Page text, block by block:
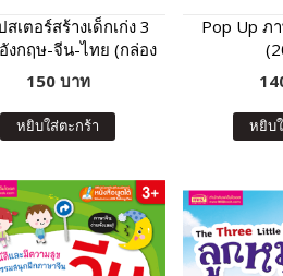
เตอร์สร้างเด็กเก่ง 3
งกฤษ-จีน-ไทย (กล่อง
แดง)
150 บาท
หยิบใส่ตะกร้า
Pop Up ภ
หยิบ